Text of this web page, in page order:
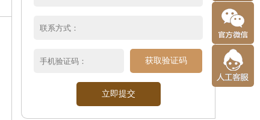
获取验证码